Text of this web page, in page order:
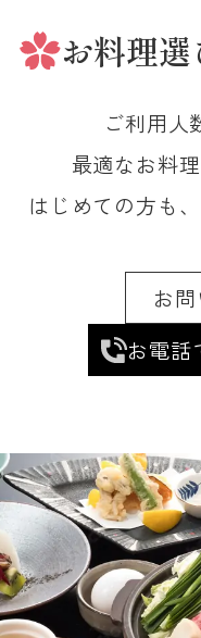
ご利用人
最適なお料
はじめての方も
お
お電話
お料理選